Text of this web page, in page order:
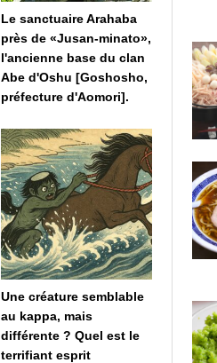
Le sanctuaire Arahaba
près de «Jusan-minato»,
l'ancienne base du clan
Abe d'Oshu [Goshosho,
préfecture d'Aomori].
Une créature semblable
au kappa, mais
différente ? Quel est le
terrifiant esprit